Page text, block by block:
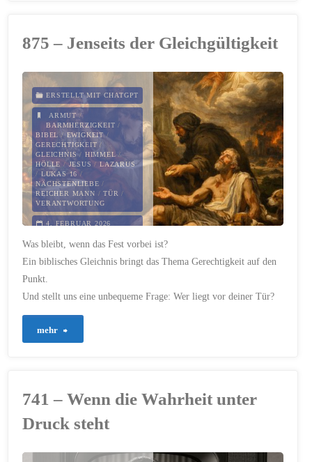
Verborgenen"
875 – Jenseits der Gleichgültigkeit
ERSTELLT MIT CHATGPT
ARMUT /
BARMHERZIGKEIT /
BIBEL / EWIGKEIT/
GERECHTIGKEIT /
GLEICHNIS / HIMMEL /
HÖLLE / JESUS / LAZARUS
/ LUKAS 16 /
NÄCHSTENLIEBE /
REICHER MANN /TÜR /
VERANTWORTUNG
4. FEBRUAR 2026
Was bleibt, wenn das Fest vorbei ist?
Ein biblisches Gleichnis bringt das Thema Gerechtigkeit auf den
Punkt.
Und stellt uns eine unbequeme Frage: Wer liegt vor deiner Tür?
mehr
741 – Wenn die Wahrheit unter
Druck steht